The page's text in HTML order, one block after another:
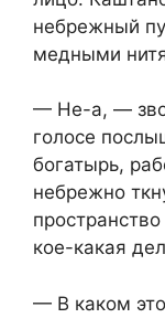
небрежный
медными
— Не-а, —
голосе
богатырь,
небрежно
кое-какая
— В каком